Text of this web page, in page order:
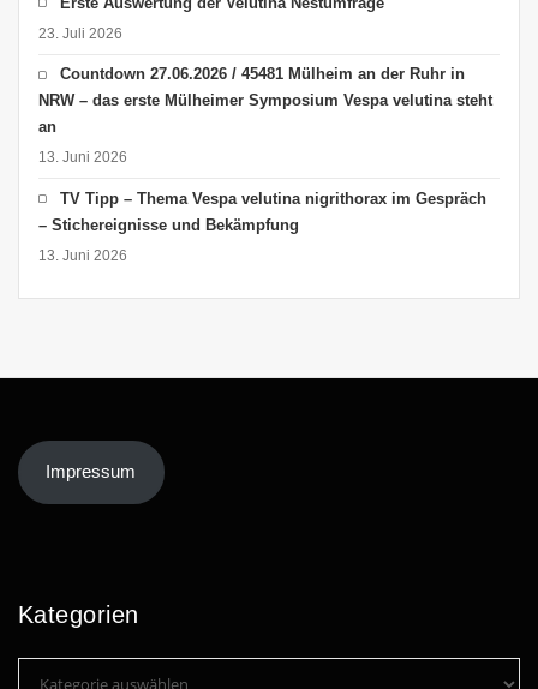
23. Juli 2026
Countdown 27.06.2026 / 45481 Mülheim an der Ruhr in
NRW – das erste Mülheimer Symposium Vespa velutina steht
an
13. Juni 2026
TV Tipp – Thema Vespa velutina nigrithorax im Gespräch
– Stichereignisse und Bekämpfung
13. Juni 2026
Impressum
Kategorien